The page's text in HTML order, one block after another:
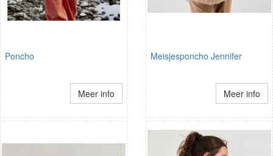
Poncho
Meer info
Meisjesponcho Jennifer
Meer info